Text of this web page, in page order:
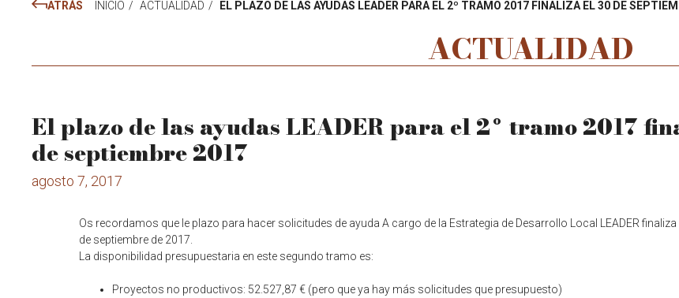
ATRÁS INICIO / ACTUALIDAD / EL PLAZO DE LAS AYUDAS LEADER PARA EL 2º TRAMO 2017 FINALIZA EL 30 DE
ACTUALIDAD
El plazo de las ayudas LEADER para el 2º tramo 2017
de septiembre 2017
agosto 7, 2017
Os recordamos que le plazo para hacer solicitudes de ayuda A cargo de la Estrategia de Desarrollo Local LEADER finaliza
de septiembre de 2017.
La disponibilidad presupuestaria en este segundo tramo es:
Proyectos no productivos: 52.527,87 € (pero que ya hay más solicitudes que presupuesto)